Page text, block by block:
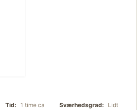
Tid: 1 time ca Sværhedsgrad:
Lidt